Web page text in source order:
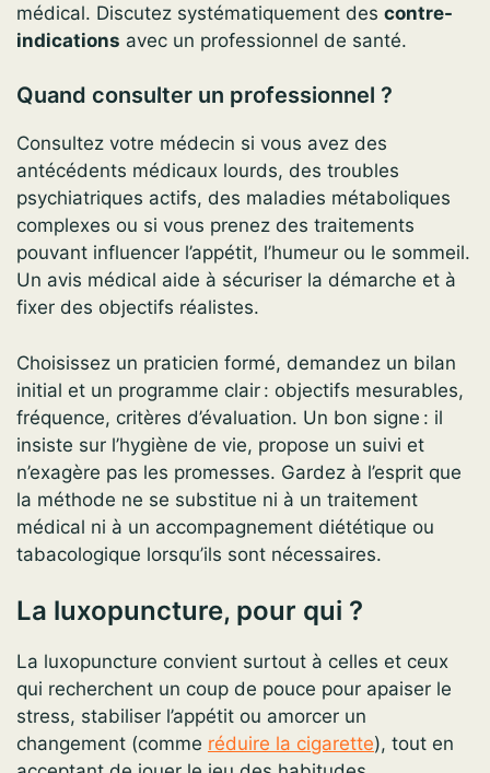
médical. Discutez systématiquement des contre-
indications avec un professionnel de santé.
Quand consulter un professionnel ?
Consultez votre médecin si vous avez des
antécédents médicaux lourds, des troubles
psychiatriques actifs, des maladies métaboliques
complexes ou si vous prenez des traitements
pouvant influencer l’appétit, l’humeur ou le sommeil.
Un avis médical aide à sécuriser la démarche et à
fixer des objectifs réalistes.
Choisissez un praticien formé, demandez un bilan
initial et un programme clair : objectifs mesurables,
fréquence, critères d’évaluation. Un bon signe : il
insiste sur l’hygiène de vie, propose un suivi et
n’exagère pas les promesses. Gardez à l’esprit que
la méthode ne se substitue ni à un traitement
médical ni à un accompagnement diététique ou
tabacologique lorsqu’ils sont nécessaires.
La luxopuncture, pour qui ?
La luxopuncture convient surtout à celles et ceux
qui recherchent un coup de pouce pour apaiser le
stress, stabiliser l’appétit ou amorcer un
changement (comme réduire la cigarette), tout en